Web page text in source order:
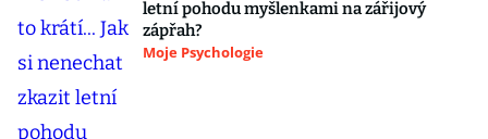
letní pohodu myšlenkami na zářijový
zápřah?
Moje Psychologie